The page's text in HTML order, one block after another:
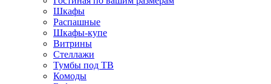
Шкафы
Распашные
Шкафы-купе
Витрины
Стеллажи
Тумбы под ТВ
Комоды